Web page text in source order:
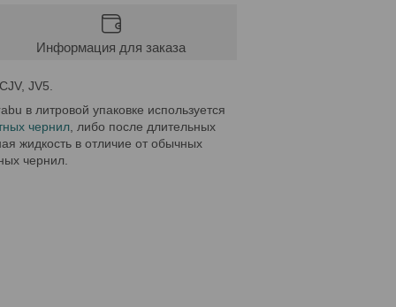
Информация для заказа
JV5.
в литровой упаковке используется
чернил , либо после длительных
жидкость в отличие от обычных
чернил.